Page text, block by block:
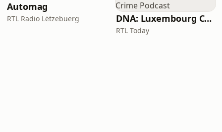
Automag
RTL Radio Lëtzebuerg DNA: Luxembourg Crime Podcast
RTL Today